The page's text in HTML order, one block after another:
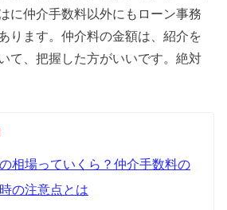
に仲介手数料以外にもローン事務
ります。仲介料の金額は、紹介を
て、把握した方がいいです。絶対
相場っていくら？仲介手数料の
の注意点とは